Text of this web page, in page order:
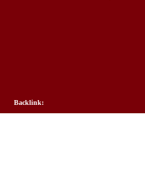
Backlink: